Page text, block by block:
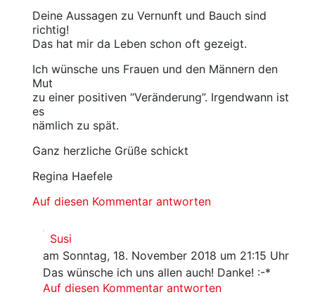
Deine Aussagen zu Vernunft und Bauch sind
richtig!
Das hat mir da Leben schon oft gezeigt.
Ich wünsche uns Frauen und den Männern den
Mut
zu einer positiven “Veränderung”. Irgendwann ist
es
nämlich zu spät.
Ganz herzliche Grüße schickt
Regina Haefele
Auf diesen Kommentar antworten
Susi
am Sonntag, 18. November 2018 um 21:15 Uhr
Das wünsche ich uns allen auch! Danke! :-*
Auf diesen Kommentar antworten